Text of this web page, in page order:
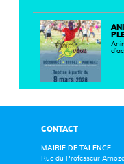
CONTACT
MAIRIE DE TALENCE
Rue du Professeur